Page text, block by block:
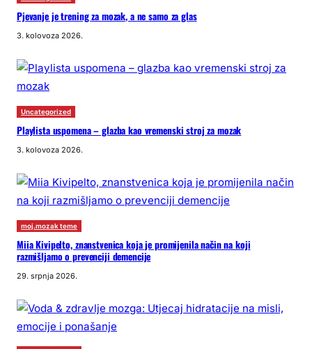
Pjevanje je trening za mozak, a ne samo za glas
3. kolovoza 2026.
Uncategorized
Playlista uspomena – glazba kao vremenski stroj za mozak
3. kolovoza 2026.
moj.mozak teme
Miia Kivipelto, znanstvenica koja je promijenila način na koji
razmišljamo o prevenciji demencije
29. srpnja 2026.